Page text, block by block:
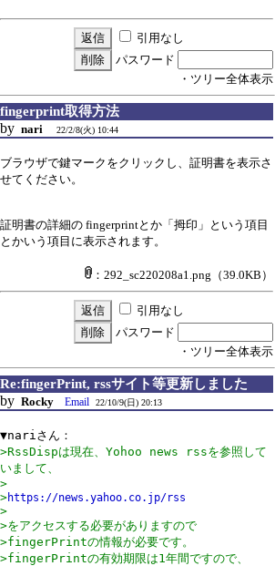
引用なし
パスワード
・ツリー全体表示
fingerprint取得方法
by nari 22/2/8(火) 10:44
ブラウザで鍵マークをクリックし、証明書を表示さ
せてください。
証明書の詳細の fingerprintとか「拇印」という項目
とかいう項目に表示されます。
：292_sc220208a1.png （39.0KB）
引用なし
パスワード
・ツリー全体表示
Re:fingerPrint, rssサイト等更新しました
by Rocky Email 22/10/9(日) 20:13
>RssDispは現在、Yohoo news rssを参照して
いまして、
>
>https://news.yahoo.co.jp/rss
>
>をアクセスする必要がありますので
>fingerPrintの情報が必要です。
>fingerPrintの有効期限は1年間ですので、